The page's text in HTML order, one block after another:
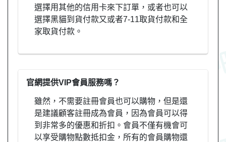
選擇用其他的信用卡來下訂單，或者也可以
選擇黑貓到貨付款又或者7-11取貨付款和全
家取貨付款。
官網提供VIP會員服務嗎？
雖然，不需要註冊會員也可以購物，但是還
是建議顧客註冊成為會員，因為會員可以得
到非常多的優惠和折扣。會員不僅有機會可
以享受購物點數抵扣金，所有的會員購物還